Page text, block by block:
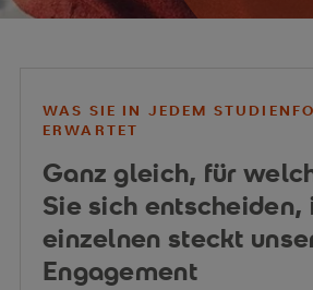
zu unterstützen.
WAS SIE IN JEDEM
ERWARTET
Ganz gleich, für
Sie sich entscheiden,
einzelnen steckt
Engagement